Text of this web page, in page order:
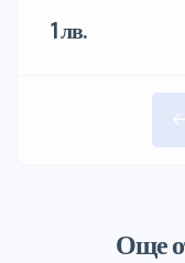
1 лв.
Още